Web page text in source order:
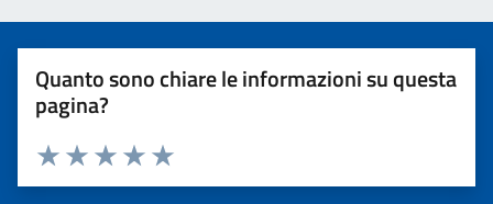
Quanto sono chiare le informazioni su questa
pagina?
Valuta 5 stelle su 5
Valuta 4 stelle su 5
Valuta 3 stelle su 5
Valuta 2 stelle su 5
Valuta 1 stelle su 5